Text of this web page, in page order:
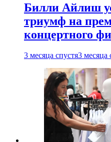
Билли Айлиш
триумф на
концертного
3 месяца спустя3 месяца